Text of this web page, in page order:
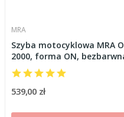
MRA
Szyba motocyklowa MRA
2000, forma ON,
539,00 zł